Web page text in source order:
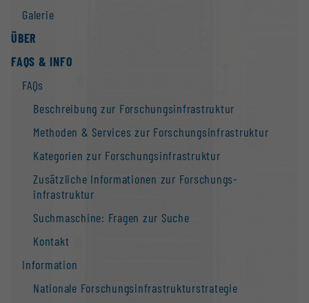
Galerie
ÜBER
FAQS & INFO
FAQs
Beschreibung zur Forschungs­infrastruktur
Methoden & Services zur Forschungs­infrastruktur
Kategorien zur Forschungs­infrastruktur
Zusätzliche Informationen zur Forschungs­
infrastruktur
Suchmaschine: Fragen zur Suche
Kontakt
Information
Nationale Forschungs­infrastruktur­strategie